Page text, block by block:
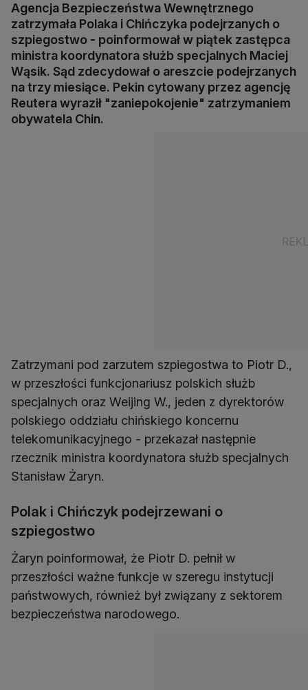
Agencja Bezpieczeństwa Wewnętrznego
zatrzymała Polaka i Chińczyka podejrzanych o
szpiegostwo - poinformował w piątek zastępca
ministra koordynatora służb specjalnych Maciej
Wąsik. Sąd zdecydował o areszcie podejrzanych
na trzy miesiące. Pekin cytowany przez agencję
Reutera wyraził "zaniepokojenie" zatrzymaniem
obywatela Chin.
Zatrzymani pod zarzutem szpiegostwa to Piotr D.,
w przeszłości funkcjonariusz polskich służb
specjalnych oraz Weijing W., jeden z dyrektorów
polskiego oddziału chińskiego koncernu
telekomunikacyjnego - przekazał następnie
rzecznik ministra koordynatora służb specjalnych
Stanisław Żaryn.
Polak i Chińczyk podejrzewani o
szpiegostwo
Żaryn poinformował, że Piotr D. pełnił w
przeszłości ważne funkcje w szeregu instytucji
państwowych, również był związany z sektorem
bezpieczeństwa narodowego.